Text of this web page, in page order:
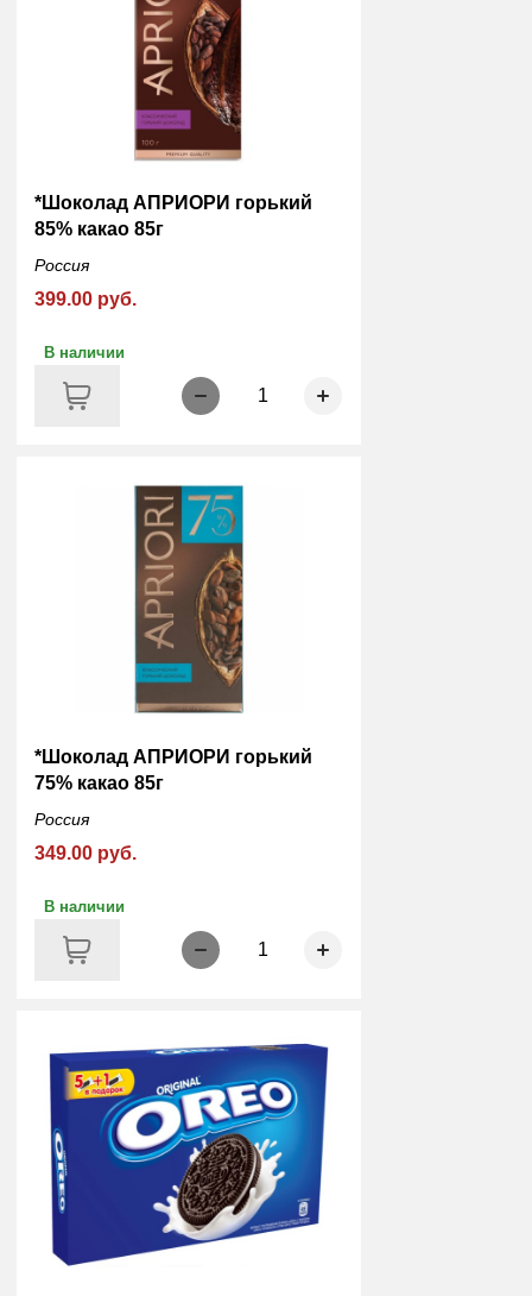
*Шоколад АПРИОРИ горький
85% какао 85г
Россия
399.00 руб.
В наличии
1
*Шоколад АПРИОРИ горький
75% какао 85г
Россия
349.00 руб.
В наличии
1